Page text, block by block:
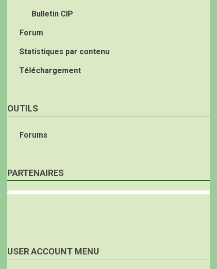
Bulletin CIP
Forum
Statistiques par contenu
Téléchargement
OUTILS
Forums
PARTENAIRES
USER ACCOUNT MENU